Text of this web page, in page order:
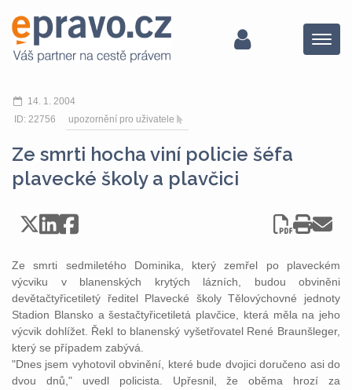
Menu
14. 1. 2004
ID: 22756
upozornění pro uživatele
Ze smrti hocha viní policie šéfa
plavecké školy a plavčici
Ze smrti sedmiletého Dominika, který zemřel po plaveckém
výcviku v blanenských krytých lázních, budou obviněni
devětačtyřicetiletý ředitel Plavecké školy Tělovýchovné jednoty
Stadion Blansko a šestačtyřicetiletá plavčice, která měla na jeho
výcvik dohlížet. Řekl to blanenský vyšetřovatel René Braunšleger,
který se případem zabývá.
"Dnes jsem vyhotovil obvinění, které bude dvojici doručeno asi do
dvou dnů," uvedl policista. Upřesnil, že oběma hrozí za